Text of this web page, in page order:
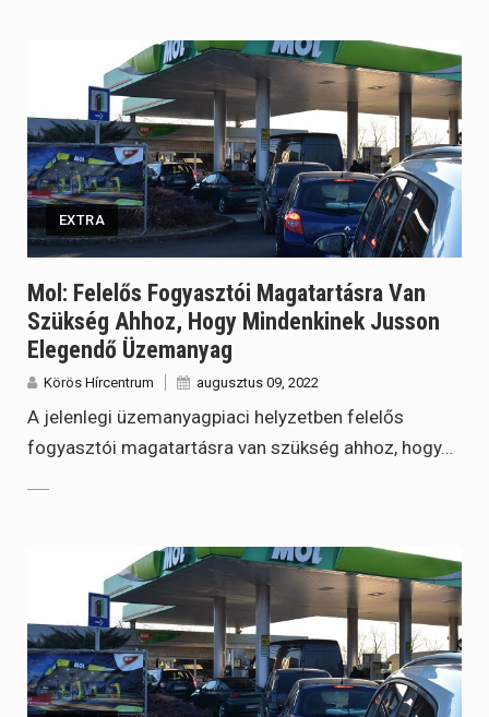
EXTRA
Mol: Felelős Fogyasztói Magatartásra Van
Szükség Ahhoz, Hogy Mindenkinek Jusson
Elegendő Üzemanyag
Körös Hírcentrum augusztus 09, 2022
A jelenlegi üzemanyagpiaci helyzetben felelős
fogyasztói magatartásra van szükség ahhoz, hogy…